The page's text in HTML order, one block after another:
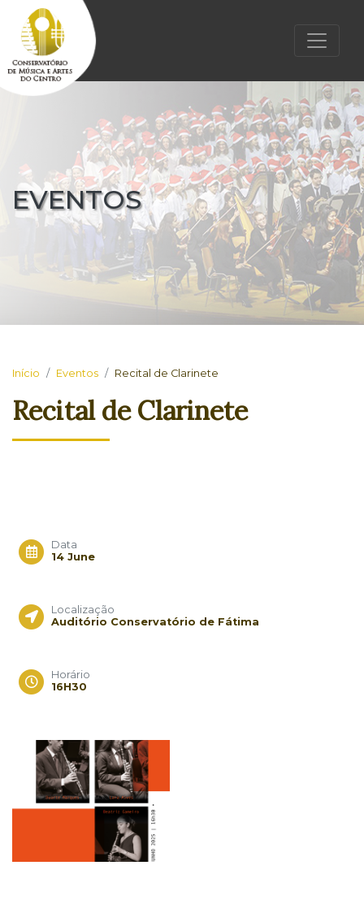
EVENTOS
Início Eventos Recital de Clarinete
Recital de Clarinete
Data
14 June
Localização
Auditório Conservatório de Fátima
Horário
16H30